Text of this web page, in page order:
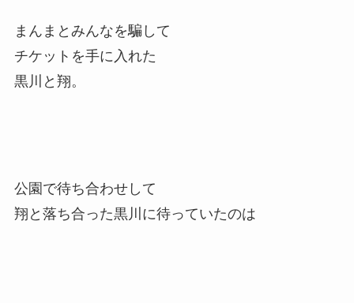
まんまとみんなを騙して
チケットを手に入れた
黒川と翔。
公園で待ち合わせして
翔と落ち合った黒川に待っていたのは